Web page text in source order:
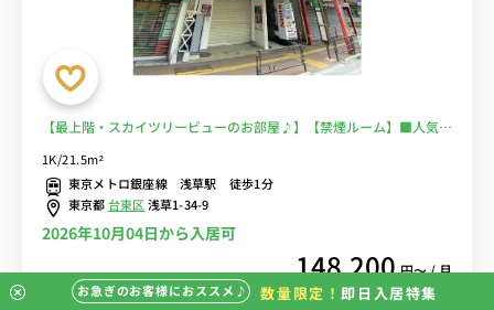
【最上階・スカイツリービューのお部屋♪】【禁煙ルーム】■人気の
＆モニター付きインターフォン完備♪デスクとチェアのあるお部屋
♪■東京メトロ銀座線「浅草駅」徒歩1分■選べるWi-Fi格安レンタル
中！
1K/21.5m²
東京メトロ銀座線 浅草駅 徒歩1分
東京都台東区浅草1-34-9
2026年10月04日から入居可
148,200 円〜 / 月
お急ぎのお客様におススメ♪ 数量限定！ 即日入居特集